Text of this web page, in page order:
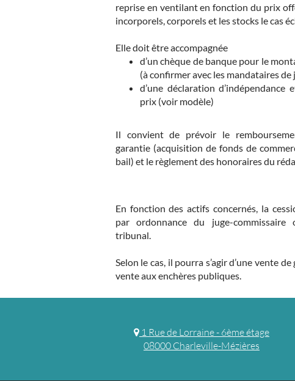
reprise en ventilant en fonction du prix
incorporels, corporels et les stocks le cas
Elle doit être accompagnée
d’un chèque de banque pour le
(à confirmer avec les mandataires de
d’une déclaration d’indépendance
prix (voir modèle)
Il convient de prévoir le
garantie (acquisition de fonds de
bail) et le règlement des honoraires du
En fonction des actifs concernés, la
par ordonnance du juge-commissaire
tribunal.
Selon le cas, il pourra s’agir d’une vente de
vente aux enchères publiques.
1 Rue de Lorraine - 6ème étage
08000 Charleville-Mézières